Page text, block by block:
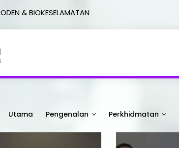
& BIOKESELAMATAN
Utama Pengenalan Perkhidmatan